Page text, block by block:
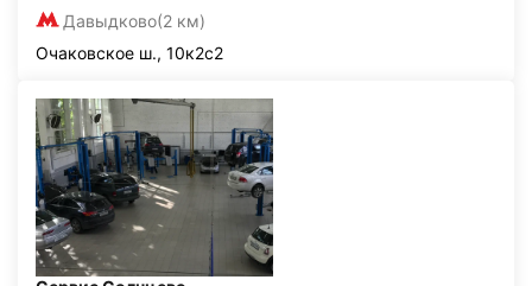
Давыдково(2 км)
Очаковское ш., 10к2с2